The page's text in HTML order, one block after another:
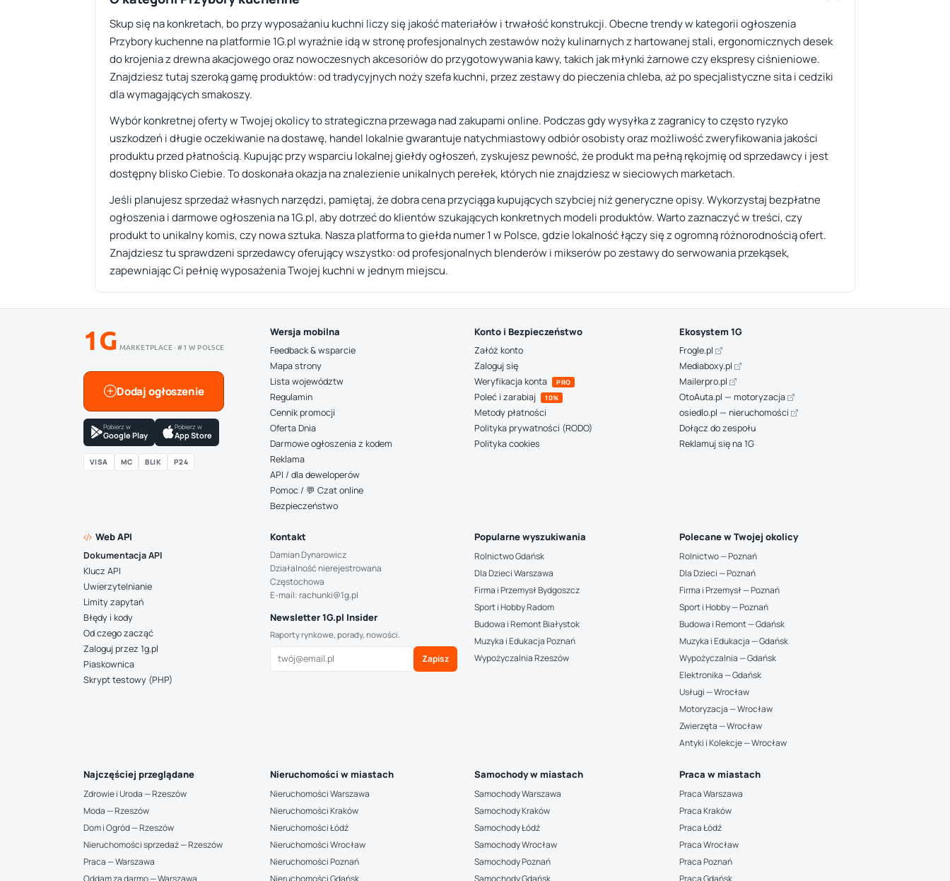
Skup się na konkretach, bo przy wyposażaniu kuchni liczy się jakość materiałów i trwałość konstrukcji. Obecne trendy w kategorii ogłoszenia
Przybory kuchenne na platformie 1G.pl wyraźnie idą w stronę profesjonalnych zestawów noży kulinarnych z hartowanej stali, ergonomicznych desek
do krojenia z drewna akacjowego oraz nowoczesnych akcesoriów do przygotowywania kawy, takich jak młynki żarnowe czy ekspresy ciśnieniowe.
Znajdziesz tutaj szeroką gamę produktów: od tradycyjnych noży szefa kuchni, przez zestawy do pieczenia chleba, aż po specjalistyczne sita i cedziki
dla wymagających smakoszy.
Wybór konkretnej oferty w Twojej okolicy to strategiczna przewaga nad zakupami online. Podczas gdy wysyłka z zagranicy to często ryzyko
uszkodzeń i długie oczekiwanie na dostawę, handel lokalnie gwarantuje natychmiastowy odbiór osobisty oraz możliwość zweryfikowania jakości
produktu przed płatnością. Kupując przy wsparciu lokalnej giełdy ogłoszeń, zyskujesz pewność, że produkt ma pełną rękojmię od sprzedawcy i jest
dostępny blisko Ciebie. To doskonała okazja na znalezienie unikalnych perełek, których nie znajdziesz w sieciowych marketach.
Jeśli planujesz sprzedaż własnych narzędzi, pamiętaj, że dobra cena przyciąga kupujących szybciej niż generyczne opisy. Wykorzystaj bezpłatne
ogłoszenia i darmowe ogłoszenia na 1G.pl, aby dotrzeć do klientów szukających konkretnych modeli produktów. Warto zaznaczyć w treści, czy
produkt to unikalny komis, czy nowa sztuka. Nasza platforma to giełda numer 1 w Polsce, gdzie lokalność łączy się z ogromną różnorodnością ofert.
Znajdziesz tu sprawdzeni sprzedawcy oferujący wszystko: od profesjonalnych blenderów i mikserów po zestawy do serwowania przekąsek,
zapewniając Ci pełnię wyposażenia Twojej kuchni w jednym miejscu.
1G MARKETPLACE · #1 W POLSCE
Dodaj ogłoszenie
Pobierz w
Google Play
Pobierz w
App Store
VISA MC BLIK P24
Wersja mobilna
Feedback & wsparcie
Mapa strony
Lista województw
Regulamin
Cennik promocji
Oferta Dnia
Darmowe ogłoszenia z kodem
Reklama
API / dla deweloperów
Pomoc / 💬 Czat online
Bezpieczeństwo
Konto i Bezpieczeństwo
Załóż konto
Zaloguj się
Weryfikacja konta
PRO
Poleć i zarabiaj 10%
Metody płatności
Polityka prywatności (RODO)
Polityka cookies
Ekosystem 1G
Frogle.pl
Mediaboxy.pl
Mailerpro.pl
OtoAuta.pl — motoryzacja
osiedlo.pl — nieruchomości
Dołącz do zespołu
Reklamuj się na 1G
Web API
Dokumentacja API
Klucz API
Uwierzytelnianie
Limity zapytań
Błędy i kody
Od czego zacząć
Zaloguj przez 1g.pl
Piaskownica
Skrypt testowy (PHP)
Kontakt
Damian Dynarowicz
Działalność nierejestrowana
Częstochowa
E-mail: rachunki@1g.pl
Newsletter 1G.pl Insider
Raporty rynkowe, porady, nowości.
Zapisz
Popularne wyszukiwania
Rolnictwo Gdańsk
Dla Dzieci Warszawa
Firma i Przemysł Bydgoszcz
Sport i Hobby Radom
Budowa i Remont Białystok
Muzyka i Edukacja Poznań
Wypożyczalnia Rzeszów
Polecane w Twojej okolicy
Rolnictwo — Poznań
Dla Dzieci — Poznań
Firma i Przemysł — Poznań
Sport i Hobby — Poznań
Budowa i Remont — Gdańsk
Muzyka i Edukacja — Gdańsk
Wypożyczalnia — Gdańsk
Elektronika — Gdańsk
Usługi — Wrocław
Motoryzacja — Wrocław
Zwierzęta — Wrocław
Antyki i Kolekcje — Wrocław
Najczęściej przeglądane
Zdrowie i Uroda — Rzeszów
Moda — Rzeszów
Dom i Ogród — Rzeszów
Nieruchomości sprzedaż — Rzeszów
Praca — Warszawa
Oddam za darmo — Warszawa
Nieruchomości w miastach
Nieruchomości Warszawa
Nieruchomości Kraków
Nieruchomości Łódź
Nieruchomości Wrocław
Nieruchomości Poznań
Nieruchomości Gdańsk
Samochody w miastach
Samochody Warszawa
Samochody Kraków
Samochody Łódź
Samochody Wrocław
Samochody Poznań
Samochody Gdańsk
Praca w miastach
Praca Warszawa
Praca Kraków
Praca Łódź
Praca Wrocław
Praca Poznań
Praca Gdańsk